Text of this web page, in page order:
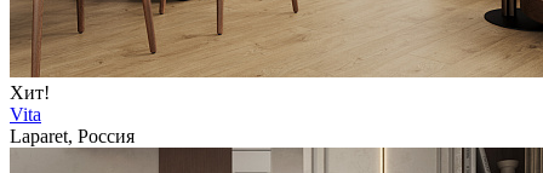
Хит!
Vita
Laparet, Россия